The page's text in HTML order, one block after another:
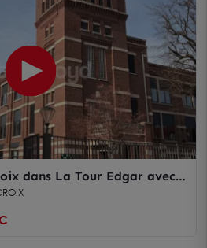
dans La Tour Edgar avec